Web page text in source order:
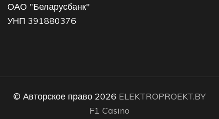
ОАО "Беларусбанк"
УНП 391880376
© Авторское право 2026 ELEKTROPROEKT.BY
F1 Casino